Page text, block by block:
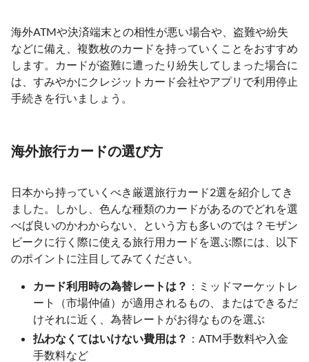
海外ATMや決済端末との相性が悪い場合や、盗難や紛失
などに備え、複数枚のカードを持っていくことをおすすめ
します。カードが盗難に遭ったり紛失してしまった場合に
は、すみやかにクレジットカード会社やアプリで利用停止
手続きを行いましょう。
海外旅行カードの選び方
日本から持っていくべき厳選旅行カード2選を紹介してき
ました。しかし、色んな種類のカードがあるのでどれを選
べば良いのかわからない、という方も多いのでは？モザン
ビークに行く際に使える旅行用カードを選ぶ際には、以下
のポイントに注目してみてください。
カード利用時の為替レートは？ ：ミッドマーケットレ
ート（市場仲値）が適用されるもの、またはできるだ
けそれに近く、為替レートがお得なものを選ぶ
払わなくてはいけない費用は？ ：ATM手数料や入金
手数料など